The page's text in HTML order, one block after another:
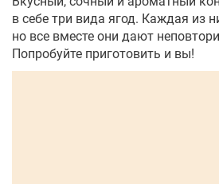
в себе три вида ягод. Каждая из
но все вместе они дают
Попробуйте приготовить и вы!